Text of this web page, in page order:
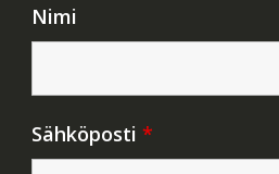
Nimi
Sähköposti *